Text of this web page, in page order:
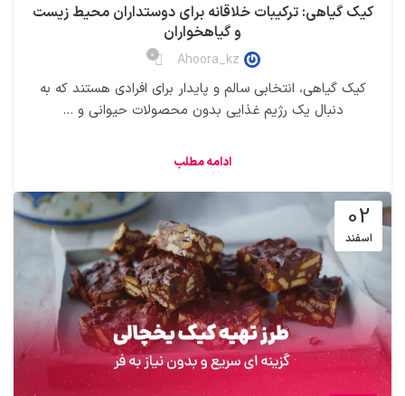
کیک‌ گیاهی: ترکیبات خلاقانه برای دوستداران محیط زیست
و گیاهخواران
Ahoora_kz
0
کیک‌ گیاهی، انتخابی سالم و پایدار برای افرادی هستند که به
دنبال یک رژیم غذایی بدون محصولات حیوانی و ...
ادامه مطلب
02
اسفند